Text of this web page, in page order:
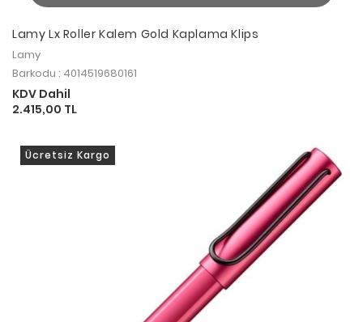
Lamy Lx Roller Kalem Gold Kaplama Klips
Lamy
Barkodu : 4014519680161
KDV Dahil
2.415,00 TL
Ücretsiz Kargo